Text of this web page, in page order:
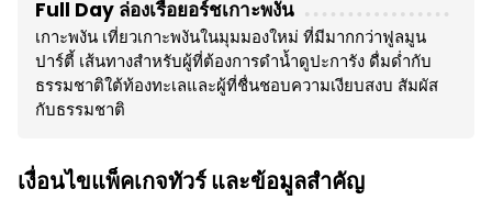
Full Day ล่องเรือยอร์ชเกาะพงัน
เกาะพงัน เที่ยวเกาะพงันในมุมมองใหม่ ที่มีมากกว่าฟูลมูน
ปาร์ตี้ เส้นทางสำหรับผู้ที่ต้องการดำน้ำดูปะการัง ดื่มด่ำกับ
ธรรมชาติใต้ท้องทะเลและผู้ที่ชื่นชอบความเงียบสงบ สัมผัส
กับธรรมชาติ
เงื่อนไขแพ็คเกจทัวร์ และข้อมูลสำคัญ